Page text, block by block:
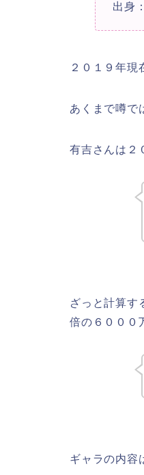
出身
２０１９年現
あくまで噂で
有吉さんは２
ざっと計算す
倍の６０００
ギャラの内容